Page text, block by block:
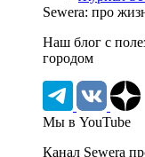
Sewera: про
Наш блог c
городом
Мы в YouTube
Канал Sewera